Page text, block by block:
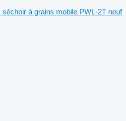
séchoir à grains mobile PWL-2T neuf